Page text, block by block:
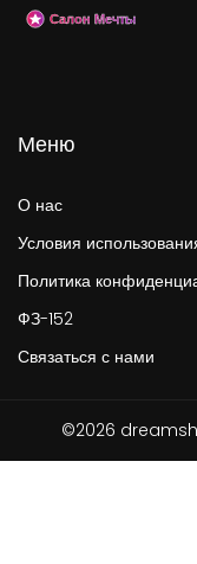
Меню
О нас
Условия
Политика
ФЗ-152
Связаться с нами
©2026